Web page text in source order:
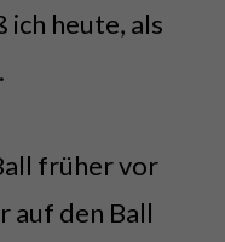
ich heute, als
früher vor
auf den Ball